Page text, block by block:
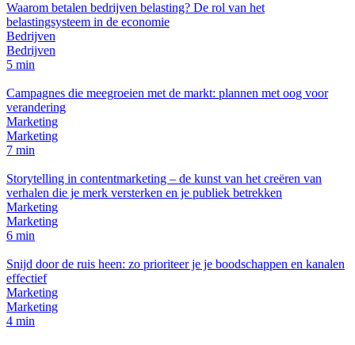
Waarom betalen bedrijven belasting? De rol van het
belastingsysteem in de economie
Bedrijven
Bedrijven
5 min
Campagnes die meegroeien met de markt: plannen met oog voor
verandering
Marketing
Marketing
7 min
Storytelling in contentmarketing – de kunst van het creëren van
verhalen die je merk versterken en je publiek betrekken
Marketing
Marketing
6 min
Snijd door de ruis heen: zo prioriteer je je boodschappen en kanalen
effectief
Marketing
Marketing
4 min